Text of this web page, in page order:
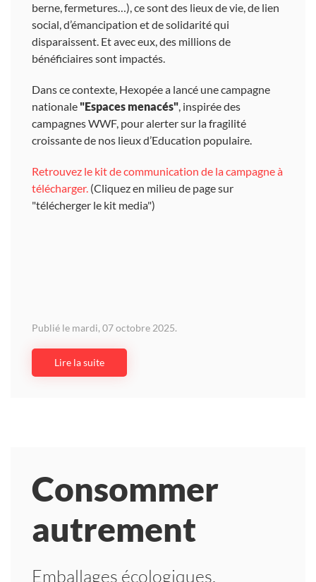
berne, fermetures…), ce sont des lieux de vie, de lien
social, d’émancipation et de solidarité qui
disparaissent. Et avec eux, des millions de
bénéficiaires sont impactés.
Dans ce contexte, Hexopée a lancé une campagne
nationale"Espaces menacés", inspirée des
campagnes WWF, pour alerter sur la fragilité
croissante de nos lieux d’Education populaire.
Retrouvez le kit de communication de la campagne à
télécharger. (Cliquez en milieu de page sur
"télécherger le kit media")
Publié le mardi, 07 octobre 2025.
Lire la suite
Consommer
autrement
Emballages écologiques,